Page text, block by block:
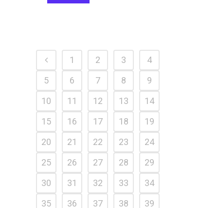
1 2 3
4
5
6 7 8
9
10
11 12 13
14
15
16 17 18
19
20
21 22 23
24
25
26 27 28
29
30
31 32 33
34
35
36 37 38
39